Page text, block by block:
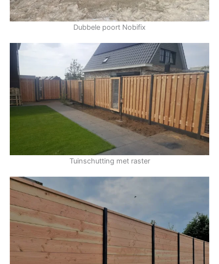
Dubbele poort Nobifix
Tuinschutting met raster